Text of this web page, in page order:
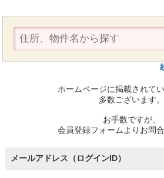
ホームページに掲載されて
多数ございます。
お手数ですが、
会員登録フォームよりお問合
メールアドレス（ログインID）